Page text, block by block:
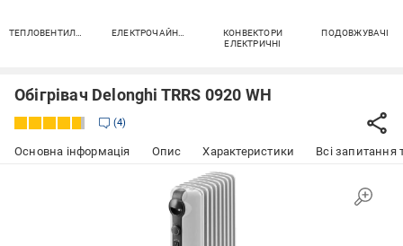
КОНВЕКТОРИ
ЕЛЕКТРИЧНІ
ПОДОВЖУВАЧІ
Обігрівач Delonghi TRRS 0920 WH
4
Основна інформація Опис Характеристики Всі запитання